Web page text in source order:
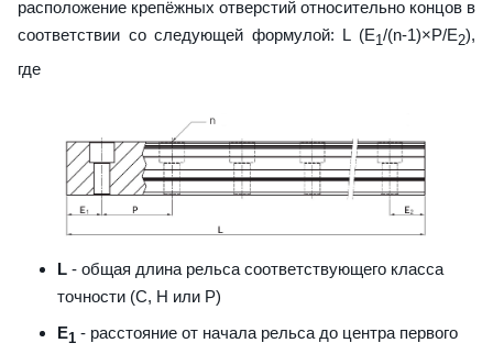
расположение крепёжных отверстий относительно концов в
соответствии со следующей формулой: L (E1/(n-1)×P/E2),
где
L - общая длина рельса соответствующего класса
точности (С, H или Р)
E1 - расстояние от начала рельса до центра первого